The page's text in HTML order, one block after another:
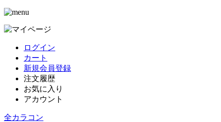
ログイン
カート
新規会員登録
注文履歴
お気に入り
アカウント
全カラコン